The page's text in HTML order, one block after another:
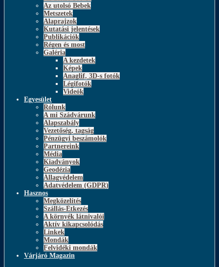
Az utolsó Bebek
Metszetek
Alaprajzok
Kutatási jelentések
Publikációk
Régen és most
Galéria
A kezdetek
Képek
Anaglif, 3D-s fotók
Légifotók
Videók
Egyesület
Rólunk
A mi Szádvárunk
Alapszabály
Vezetőség, tagság
Pénzügyi beszámolók
Partnereink
Média
Kiadványok
Geodézia
Állagvédelem
Adatvédelem (GDPR)
Hasznos
Megközelítés
Szállás-Étkezés
A környék látnivalói
Aktív kikapcsolódás
Linkek
Mondák
Felvidéki mondák
Várjáró Magazin